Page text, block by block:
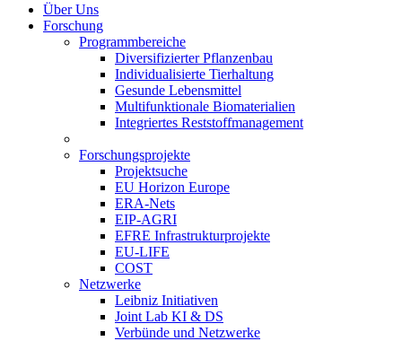
Über Uns
Forschung
Programmbereiche
Diversifizierter Pflanzenbau
Individualisierte Tierhaltung
Gesunde Lebensmittel
Multifunktionale Biomaterialien
Integriertes Reststoffmanagement
Forschungsprojekte
Projektsuche
EU Horizon Europe
ERA-Nets
EIP-AGRI
EFRE Infrastrukturprojekte
EU-LIFE
COST
Netzwerke
Leibniz Initiativen
Joint Lab KI & DS
Verbünde und Netzwerke